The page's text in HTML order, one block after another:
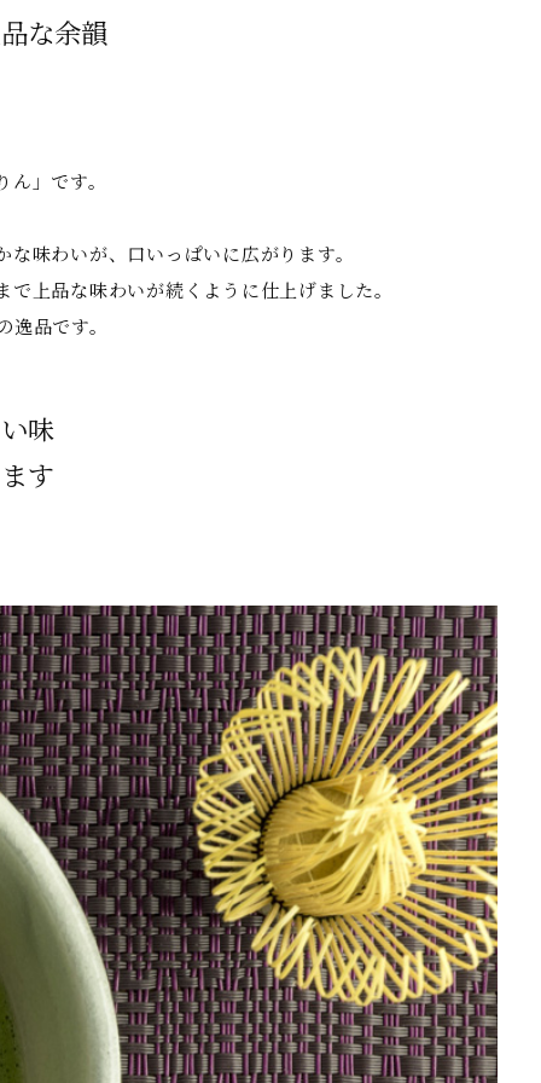
な余韻
」です。
味わいが、口いっぱいに広がります。
上品な味わいが続くように仕上げました。
品です。
味
す